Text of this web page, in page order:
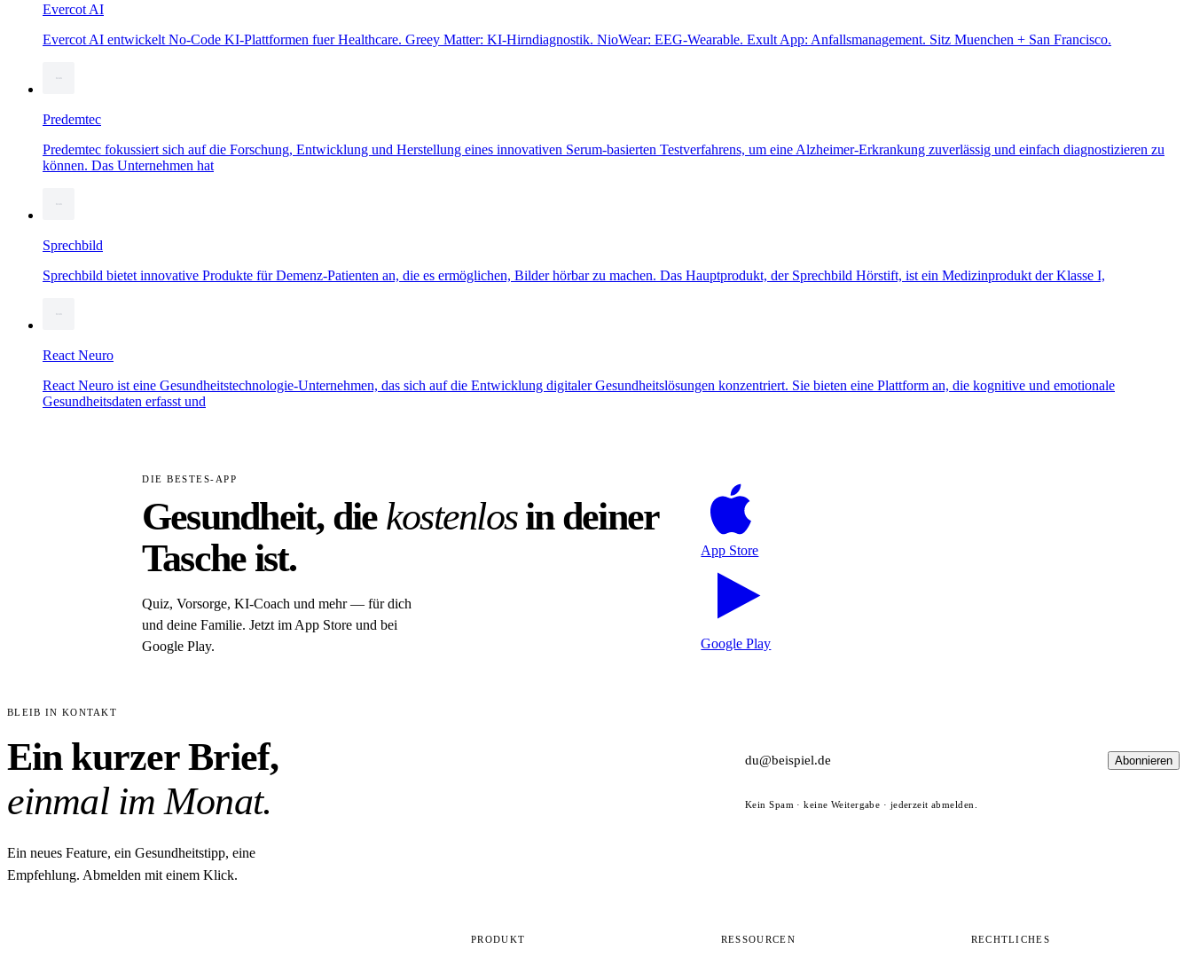
Evercot AI
Evercot AI entwickelt No-Code KI-Plattformen fuer Healthcare. Greey Matter: KI-Hirndiagnostik. NioWear: EEG-Wearable. Exult App: Anfallsmanagement. Sitz Muenchen + San Francisco.
Predemtec
Predemtec fokussiert sich auf die Forschung, Entwicklung und Herstellung eines innovativen Serum-basierten Testverfahrens, um eine Alzheimer-Erkrankung zuverlässig und einfach diagnostizieren zu
können. Das Unternehmen hat
Sprechbild
Sprechbild bietet innovative Produkte für Demenz-Patienten an, die es ermöglichen, Bilder hörbar zu machen. Das Hauptprodukt, der Sprechbild Hörstift, ist ein Medizinprodukt der Klasse I,
React Neuro
React Neuro ist eine Gesundheitstechnologie-Unternehmen, das sich auf die Entwicklung digitaler Gesundheitslösungen konzentriert. Sie bieten eine Plattform an, die kognitive und emotionale
Gesundheitsdaten erfasst und
DIE BESTES-APP
Gesundheit, die kostenlosin deiner
Tasche ist.
Quiz, Vorsorge, KI-Coach und mehr — für dich
und deine Familie. Jetzt im App Store und bei
Google Play.
App Store
Google Play
BLEIB IN KONTAKT
Ein kurzer Brief,
einmal im Monat.
Ein neues Feature, ein Gesundheitstipp, eine
Empfehlung. Abmelden mit einem Klick.
Abonnieren
Kein Spam · keine Weitergabe · jederzeit abmelden.
PRODUKT RESSOURCEN RECHTLICHES